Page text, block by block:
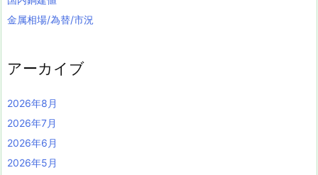
金属相場/為替/市況
アーカイブ
2026年8月
2026年7月
2026年6月
2026年5月